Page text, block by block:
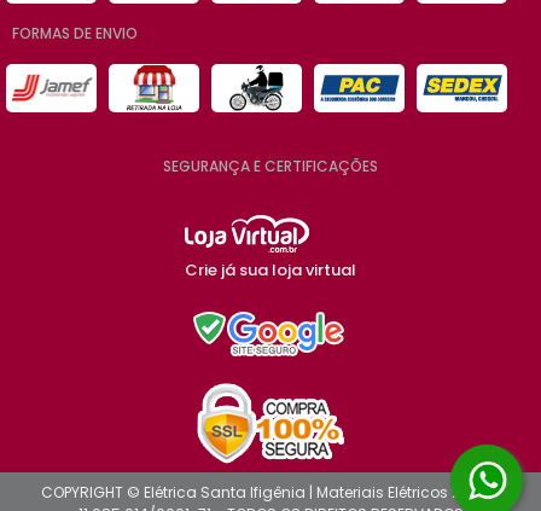
FORMAS DE ENVIO
SEGURANÇA E CERTIFICAÇÕES
Crie já sua loja virtual
COPYRIGHT © Elétrica Santa Ifigênia | Materiais Elétricos 2026 -